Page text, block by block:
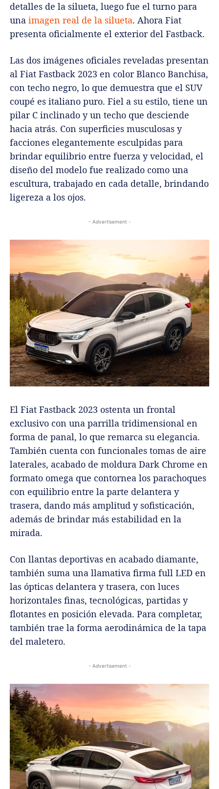
detalles de la silueta, luego fue el turno para
una imagen real de la silueta. Ahora Fiat
presenta oficialmente el exterior del Fastback.
Las dos imágenes oficiales reveladas presentan
al Fiat Fastback 2023 en color Blanco Banchisa,
con techo negro, lo que demuestra que el SUV
coupé es italiano puro. Fiel a su estilo, tiene un
pilar C inclinado y un techo que desciende
hacia atrás. Con superficies musculosas y
facciones elegantemente esculpidas para
brindar equilibrio entre fuerza y ​​velocidad, el
diseño del modelo fue realizado como una
escultura, trabajado en cada detalle, brindando
ligereza a los ojos.
- Advertisement -
El Fiat Fastback 2023 ostenta un frontal
exclusivo con una parrilla tridimensional en
forma de panal, lo que remarca su elegancia.
También cuenta con funcionales tomas de aire
laterales, acabado de moldura Dark Chrome en
formato omega que contornea los parachoques
con equilibrio entre la parte delantera y
trasera, dando más amplitud y sofisticación,
además de brindar más estabilidad en la
mirada.
Con llantas deportivas en acabado diamante,
también suma una llamativa firma full LED en
las ópticas delantera y trasera, con luces
horizontales finas, tecnológicas, partidas y
flotantes en posición elevada. Para completar,
también trae la forma aerodinámica de la tapa
del maletero.
- Advertisement -